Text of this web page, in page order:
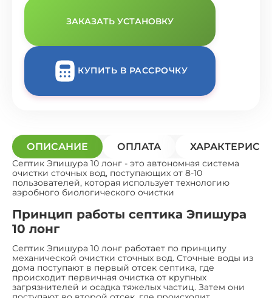
ЗАКАЗАТЬ УСТАНОВКУ
КУПИТЬ В РАССРОЧКУ
ОПИСАНИЕ ОПЛАТА
Септик Эпишура 10 лонг - это автономная система
очистки сточных вод, поступающих от 8-10
пользователей, которая использует технологию
аэробного биологического очистки
Принцип работы септика Эпишура
10 лонг
Септик Эпишура 10 лонг работает по принципу
механической очистки сточных вод. Сточные воды из
дома поступают в первый отсек септика, где
происходит первичная очистка от крупных
загрязнителей и осадка тяжелых частиц. Затем они